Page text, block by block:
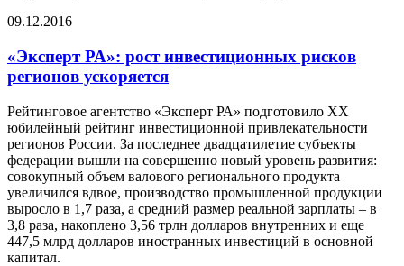
09.12.2016
«Эксперт РА»: рост инвестиционных рисков
регионов ускоряется
Рейтинговое агентство «Эксперт РА» подготовило XX
юбилейный рейтинг инвестиционной привлекательности
регионов России. За последнее двадцатилетие субъекты
федерации вышли на совершенно новый уровень развития:
совокупный объем валового регионального продукта
увеличился вдвое, производство промышленной продукции
выросло в 1,7 раза, а средний размер реальной зарплаты – в
3,8 раза, накоплено 3,56 трлн долларов внутренних и еще
447,5 млрд долларов иностранных инвестиций в основной
капитал.